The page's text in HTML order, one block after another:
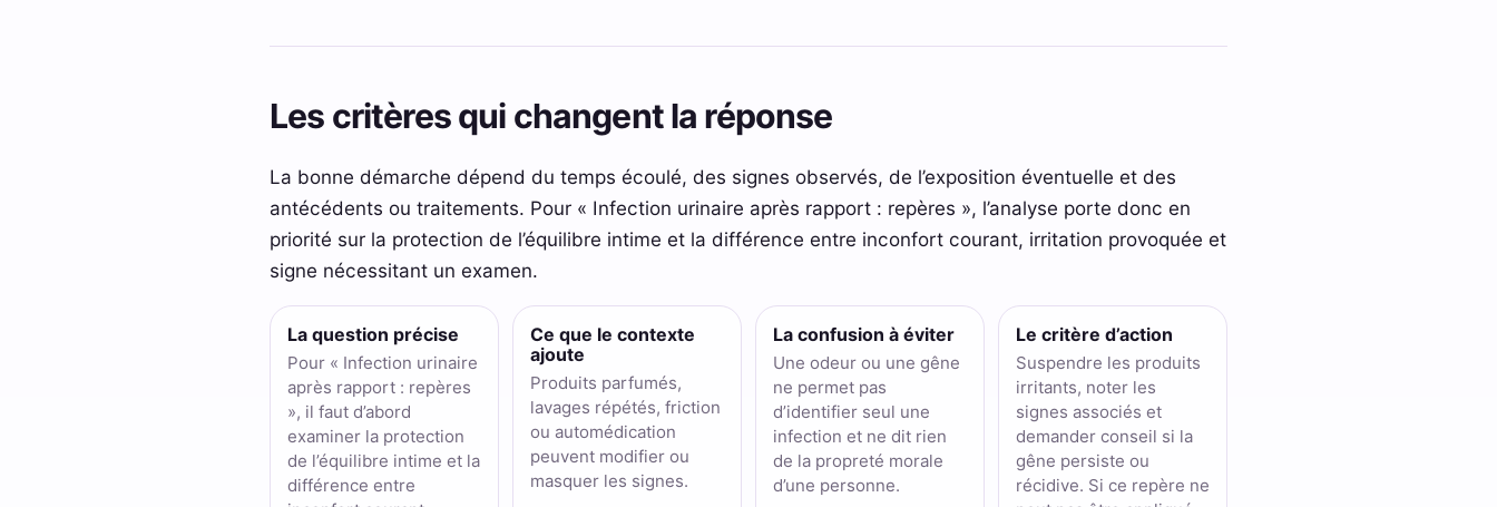
Les critères qui changent la réponse
La bonne démarche dépend du temps écoulé, des signes observés, de l’exposition éventuelle et des
antécédents ou traitements. Pour « Infection urinaire après rapport : repères », l’analyse porte donc en
priorité sur la protection de l’équilibre intime et la différence entre inconfort courant, irritation provoquée et
signe nécessitant un examen.
La question précise
Pour « Infection urinaire
après rapport : repères
», il faut d’abord
examiner la protection
de l’équilibre intime et la
différence entre
Ce que le contexte
ajoute
Produits parfumés,
lavages répétés, friction
ou automédication
peuvent modifier ou
masquer les signes.
La confusion à éviter
Une odeur ou une gêne
ne permet pas
d’identifier seul une
infection et ne dit rien
de la propreté morale
d’une personne.
Le critère d’action
Suspendre les produits
irritants, noter les
signes associés et
demander conseil si la
gêne persiste ou
récidive. Si ce repère ne